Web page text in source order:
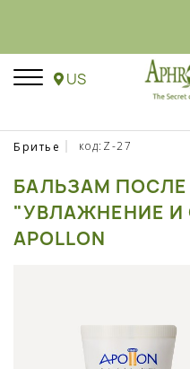
US
Бритье код:Z-27
БАЛЬЗАМ ПОСЛЕ
"УВЛАЖНЕНИЕ И
APOLLON